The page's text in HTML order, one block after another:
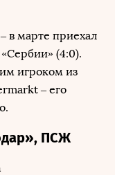
в марте приехал
(4:0).
игроком из
– его
ПСЖ